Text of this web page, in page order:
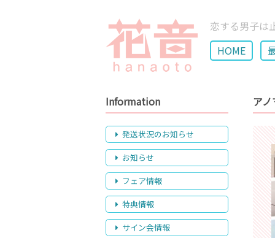
恋する男子
HOME
ア
Information
発送状況のお知らせ
お知らせ
フェア情報
特典情報
サイン会情報